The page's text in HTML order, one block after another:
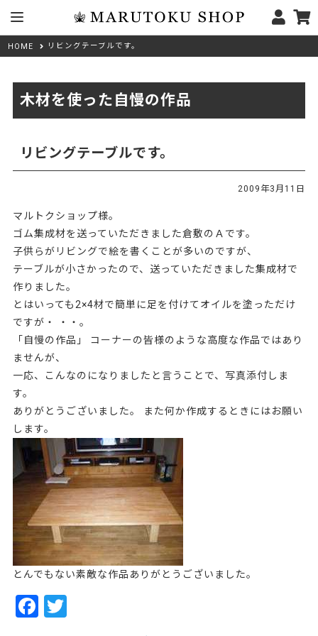
HOME リビングテーブルです。
木材を使った自慢の作品
リビングテーブルです。
2009年3月11日
マルトクショップ様。
ゴム集成材を送っていただきました倉敷のＡです。
子供らがリビングで絵を書くことが多いのですが、
テーブルが小さかったので、送っていただきました集成材で
作りました。
とはいっても2×4材で簡単に足を付けてオイルを塗っただけ
ですが・ ・・。
「自慢の作品」 コーナーの皆様のような高度な作品ではあり
ませんが、
一応、こんなのになりましたと言うことで、写真添付しま
す。
ありがとうございました。 また何か作成するときにはお願い
します。
とんでもない素敵な作品ありがとうございました。
F T